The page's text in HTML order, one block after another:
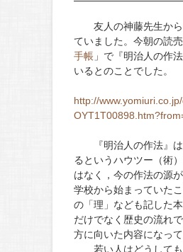
友人の神藤先生から
ていました。今朝の読
手帳 」で『明治人の作
いるとのことでした。
http://
『明治人の作法』は
るというハウツー（術
はなく，今の作法の源
学校から始まっていた
の「理」なども記した
だけでなく歴史の流れ
方に向いた内容になって
若い人はどうしても